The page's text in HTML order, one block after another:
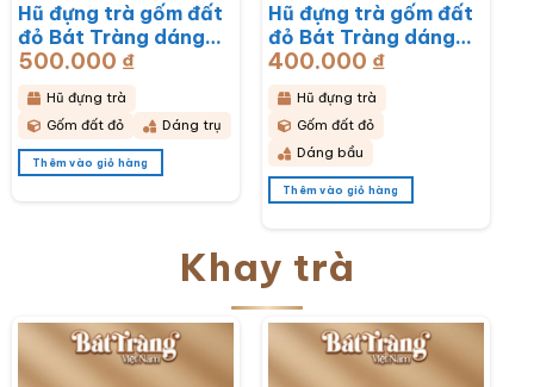
Hũ đựng trà gốm đất
đỏ Bát Tràng dáng
bầu hoạ tiết thổ cẩm
BT-HĐT11
500.000 ₫
Hũ đựng trà
Gốm đất đỏ
Dáng trụ
Thêm vào giỏ hàng
Hũ đựng trà gốm đất
đỏ Bát Tràng dáng
bầu hoạ tiết hoa cúc
hoạ mi trắng BT-
HĐT10
400.000 ₫
Hũ đựng trà
Gốm đất đỏ
Dáng bầu
Thêm vào giỏ hàng
Khay trà